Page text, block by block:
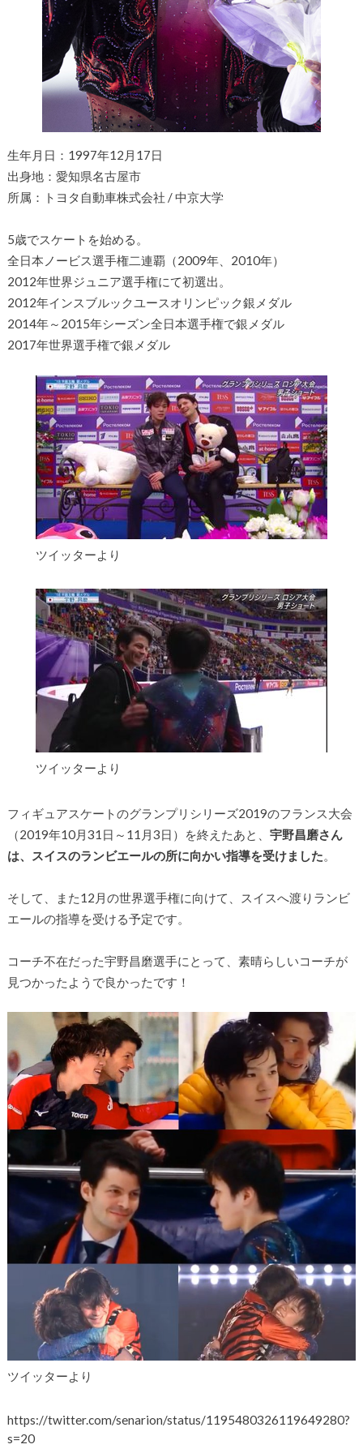
生年月日：1997年12月17日
出身地：愛知県名古屋市
所属：トヨタ自動車株式会社 / 中京大学
5歳でスケートを始める。
全日本ノービス選手権二連覇（2009年、2010年）
2012年世界ジュニア選手権にて初選出。
2012年インスブルックユースオリンピック銀メダル
2014年～2015年シーズン全日本選手権で銀メダル
2017年世界選手権で銀メダル
ツイッターより
ツイッターより
フィギュアスケートのグランプリシリーズ2019のフランス大会
（2019年10月31日～11月3日）を終えたあと、 宇野昌磨さん
は、スイスのランビエールの所に向かい指導を受けました。
そして、また12月の世界選手権に向けて、スイスへ渡りランビ
エールの指導を受ける予定です。
コーチ不在だった宇野昌磨選手にとって、素晴らしいコーチが
見つかったようで良かったです！
ツイッターより
https://twitter.com/senarion/status/1195480326119649280?
s=20